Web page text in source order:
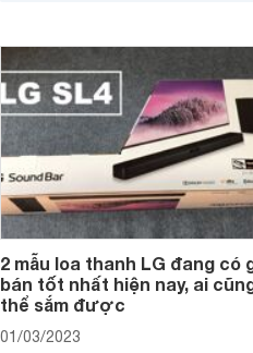
lớn từ 300W và tầm giá khoảng
triệu đồng trở xuống, không khó
hữu và trải nghiệm.
2 mẫu loa thanh LG đang có
bán tốt nhất hiện nay, ai
thể sắm được
01/03/2023